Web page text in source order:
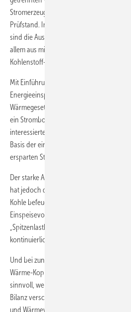
Stromerzeugung aus regenerativen
Prüfstand. In Öffentlichkeit, Politik und
sind die Auswirkungen einer Ausweitung
allem aus mit Kohle befeuerten
Kohlenstoff- bzw. CO
Mit Einführung der
Energieeinsparverordnung (EnEV) und im
Wärmegesetz (EEWärmeG) wird der aus
ein Strombonus ­sowohl als
interessierten Kreisen auch als
Basis der einem deutschen
ersparten Stromproduktion.
Der starke Ausbau regenerativer
hat jedoch dazu geführt, dass trotz
Kohle befeuerte Kraftwerke durch den
Einspeisevorrang regenerativ erzeugten
„Spitzenlastkraftwerken“ degradiert
kontinuierlich „Abfallwärme“ zur
Und bei zunehmendem Dämmstandard
Wärme-Kopplung mit Ausbau von Nah-
sinnvoll, wenn zusätzliche Netzverluste
Bilanz verschlechtern, zudem ist eine
und Wärmeversorgung in der Praxis